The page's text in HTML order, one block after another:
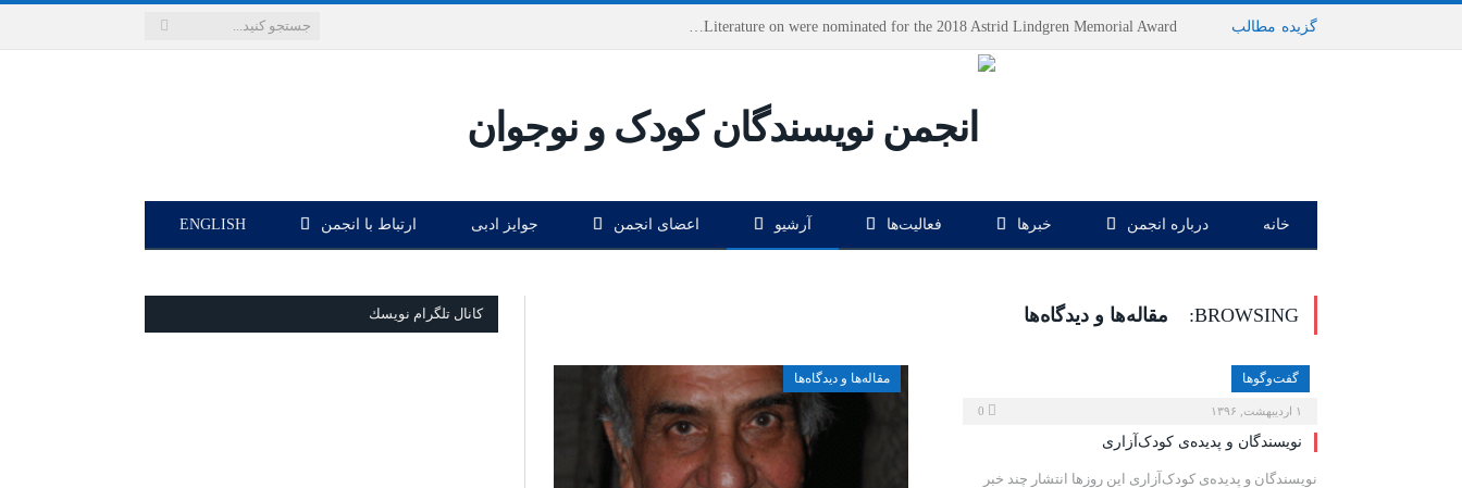
گزیده مطالب
خانه درباره انجمن خبرها فعالیت‌ها آرشیو اعضای انجمن جوایز ادبی ارتباط با انجمن ENGLISH
BROWSING: مقاله‌ها و دیدگاه‌ها
گفت‌وگوها
۱ اردیبهشت, ۱۳۹۶
نویسندگان و پدیده‌ی کودک‌آزاری
نویسندگان و پدیده‌ی کودک‌آزاری این روزها انتشار چند خبر
مقاله‌ها و دیدگاه‌ها
كانال تلگرام نويسك